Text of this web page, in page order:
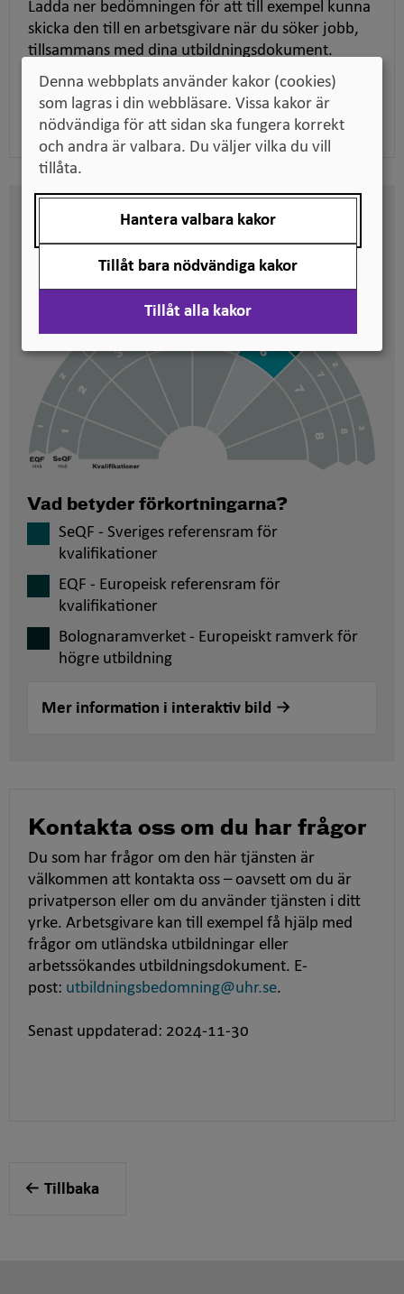
Ladda ner bedömningen för att till exempel kunna
skicka den till en arbetsgivare när du söker jobb,
tillsammans med dina utbildningsdokument.
Ladda ner pdf
Här kan du se på vilken nivå
svenska kvalifikationer är
placerade
Vad betyder förkortningarna?
SeQF - Sveriges referensram för
kvalifikationer
EQF - Europeisk referensram för
kvalifikationer
Bolognaramverket - Europeiskt ramverk för
högre utbildning
Mer information i interaktiv bild
Kontakta oss om du har frågor
Du som har frågor om den här tjänsten är
välkommen att kontakta oss – oavsett om du är
privatperson eller om du använder tjänsten i ditt
yrke. Arbetsgivare kan till exempel få hjälp med
frågor om utländska utbildningar eller
arbetssökandes utbildningsdokument. E-
post: utbildningsbedomning@uhr.se.
Senast uppdaterad: 2024-11-30
Tillbaka
Denna webbplats använder kakor (cookies)
som lagras i din webbläsare. Vissa kakor är
nödvändiga för att sidan ska fungera korrekt
och andra är valbara. Du väljer vilka du vill
tillåta.
Hantera valbara kakor
Tillåt bara nödvändiga kakor
Tillåt alla kakor